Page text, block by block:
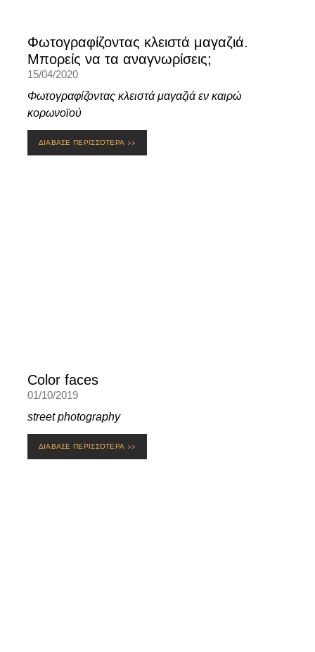
Φωτογραφίζοντας κλειστά μαγαζιά.
Μπορείς να τα αναγνωρίσεις;
15/04/2020
Φωτογραφίζοντας κλειστά μαγαζιά εν καιρώ
κορωνοϊού
ΔΙΑΒΑΣΕ ΠΕΡΙΣΣΟΤΕΡΑ >>
Color faces
01/10/2019
street photography
ΔΙΑΒΑΣΕ ΠΕΡΙΣΣΟΤΕΡΑ >>